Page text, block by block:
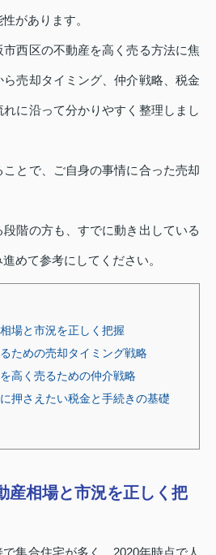
があります。
西区の不動産を高く売る方法に焦
売却タイミング、仲介戦略、税金
に沿って分かりやすく整理しまし
とで、ご自身の事情に合った売却
階の方も、すでに動き出している
めて参考にしてください。
場と市況を正しく把握
ための売却タイミング戦略
高く売るための仲介戦略
押さえたい税金と手続きの基礎
産相場と市況を正しく把
集合住宅が多く、2020年時点で人